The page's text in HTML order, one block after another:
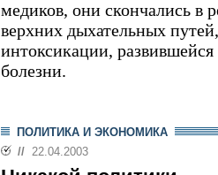
медиков, они скончались в
верхних дыхательных
интоксикации, развившейся
болезни.
ПОЛИТИКА И ЭКОНОМИКА
// 22.04.2003